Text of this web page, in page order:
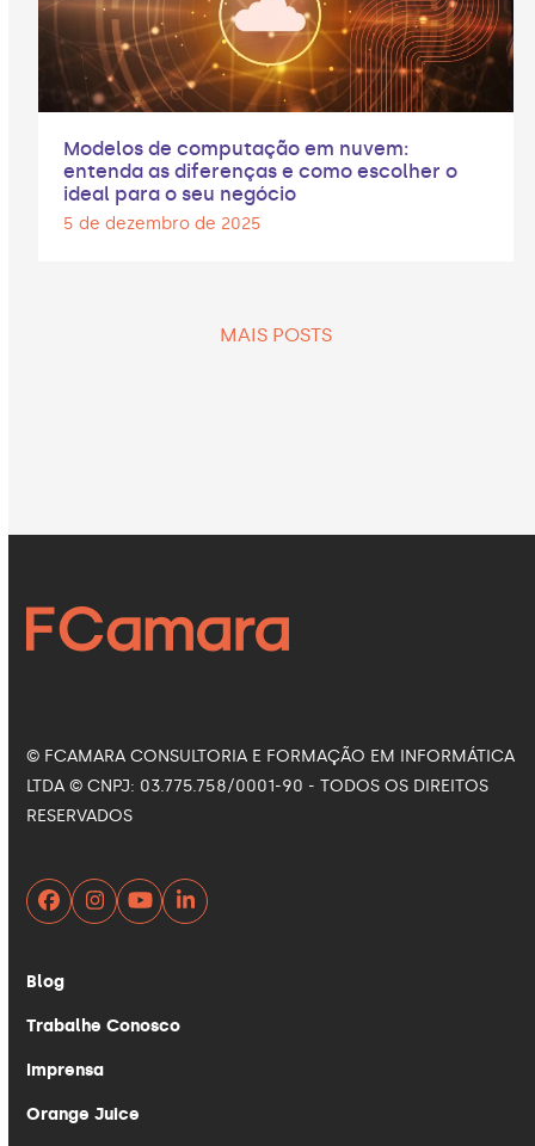
Modelos de computação em nuvem:
entenda as diferenças e como escolher o
ideal para o seu negócio
5 de dezembro de 2025
MAIS POSTS
© FCAMARA CONSULTORIA E FORMAÇÃO EM INFORMÁTICA
LTDA © CNPJ: 03.775.758/0001-90 - TODOS OS DIREITOS
RESERVADOS
Facebook
Instagram
YouTubeLinkedIn
Blog
Trabalhe Conosco
Imprensa
Orange Juice